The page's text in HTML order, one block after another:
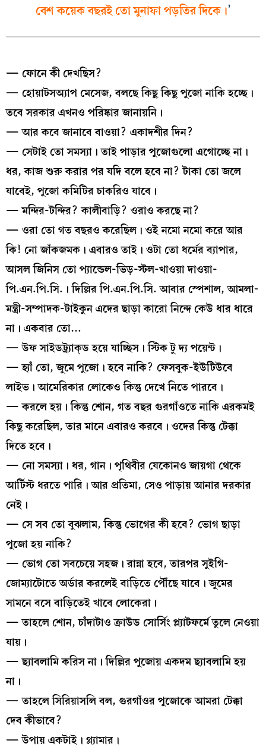
বেশ কয়েক বছরই তো মুনাফা পড়তির দিকে।’
— ফোনে কী দেখছিস?
— হোয়াটসঅ্যাপ মেসেজ, বলছে কিছু কিছু পুজো নাকি হচ্ছে।
তবে সরকার এখনও পরিষ্কার জানায়নি।
— আর কবে জানাবে বাওয়া? একাদশীর দিন?
— সেটাই তো সমস্যা। তাই পাড়ার পুজোগুলো এগোচ্ছে না।
ধর, কাজ শুরু করার পর যদি বলে হবে না? টাকা তো জলে
যাবেই, পুজো কমিটির চাকরিও যাবে।
— মন্দির-টন্দির? কালীবাড়ি? ওরাও করছে না?
— ওরা তো গত বছরও করেছিল। ওই নমো নমো করে আর
কি! নো জাঁকজমক। এবারও তাই। ওটা তো ধর্মের ব্যাপার,
আসল জিনিস তো প্যান্ডেল-ভিড়-স্টল-খাওয়া দাওয়া-
পি.এন.পি.সি.। দিল্লির পি.এন.পি.সি. আবার স্পেশাল, আমলা-
মন্ত্রী-সম্পাদক-টাইকুন এদের ছাড়া কারো নিন্দে কেউ ধার ধারে
না। একবার তো…
— উফ সাইডট্র্যাক্‌ড হয়ে যাচ্ছিস। স্টিক টু দ্য পয়েন্ট।
— হ্যাঁ তো, জুমে পুজো। হবে নাকি? ফেসবুক-ইউটিউবে
লাইভ। আমেরিকার লোকেও কিন্তু দেখে নিতে পারবে।
— করলে হয়। কিন্তু শোন, গত বছর গুরগাঁওতে নাকি এরকমই
কিছু করেছিল, তার মানে এবারও করবে। ওদের কিন্তু টেক্কা
দিতে হবে।
— নো সমস্যা। ধর, গান। পৃথিবীর যেকোনও জায়গা থেকে
আর্টিস্ট ধরতে পারি। আর প্রতিমা, সেও পাড়ায় আনার দরকার
নেই।
— সে সব তো বুঝলাম, কিন্তু ভোগের কী হবে? ভোগ ছাড়া
পুজো হয় নাকি?
— ভোগ তো সবচেয়ে সহজ। রান্না হবে, তারপর সুইগি-
জোম্যাটোতে অর্ডার করলেই বাড়িতে পৌঁছে যাবে। জুমের
সামনে বসে বাড়িতেই খাবে লোকেরা।
— তাহলে শোন, চাঁদাটাও ক্রাউড সোর্সিং প্ল্যাটফর্মে তুলে নেওয়া
যায়।
— ছ্যাবলামি করিস না। দিল্লির পুজোয় একদম ছ্যাবলামি হয়
না।
— তাহলে সিরিয়াসলি বল, গুরগাঁওর পুজোকে আমরা টেক্কা
দেব কীভাবে?
— উপায় একটাই। গ্ল্যামার।